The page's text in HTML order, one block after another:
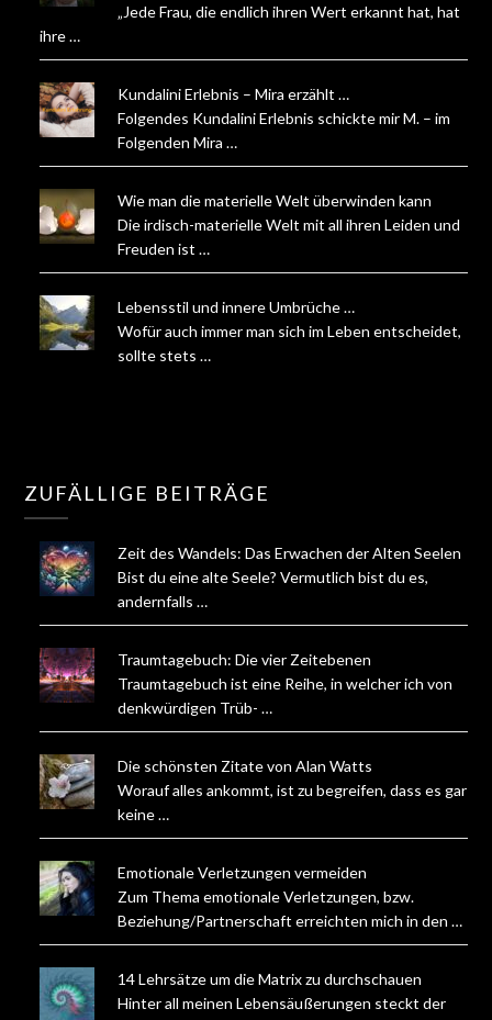
„Jede Frau, die endlich ihren Wert erkannt hat, hat
ihre …
Kundalini Erlebnis – Mira erzählt …
Folgendes Kundalini Erlebnis schickte mir M. – im
Folgenden Mira …
Wie man die materielle Welt überwinden kann
Die irdisch-materielle Welt mit all ihren Leiden und
Freuden ist …
Lebensstil und innere Umbrüche …
Wofür auch immer man sich im Leben entscheidet,
sollte stets …
ZUFÄLLIGE BEITRÄGE
Zeit des Wandels: Das Erwachen der Alten Seelen
Bist du eine alte Seele? Vermutlich bist du es,
andernfalls …
Traumtagebuch: Die vier Zeitebenen
Traumtagebuch ist eine Reihe, in welcher ich von
denkwürdigen Trüb- …
Die schönsten Zitate von Alan Watts
Worauf alles ankommt, ist zu begreifen, dass es gar
keine …
Emotionale Verletzungen vermeiden
Zum Thema emotionale Verletzungen, bzw.
Beziehung/Partnerschaft erreichten mich in den …
14 Lehrsätze um die Matrix zu durchschauen
Hinter all meinen Lebensäußerungen steckt der